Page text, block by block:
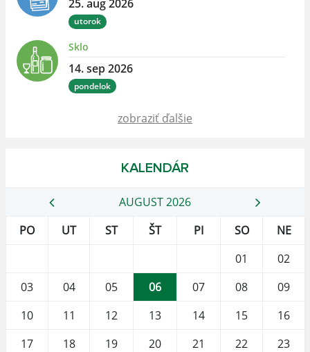
25. aug 2026
utorok
Sklo
14. sep 2026
pondelok
zobraziť ďalšie
KALENDÁR
AUGUST 2026
PO
UT ST ŠT PI SO
NE
01
02
03
04 05 06 07 08
09
10
11 12 13 14 15
16
17
18 19 20 21 22
23